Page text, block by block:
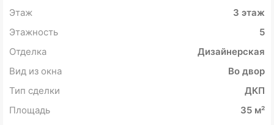
Этаж
3 этаж
Этажность
5
Отделка
Дизайнерская
Вид из окна
Во двор
Тип сделки
ДКП
Площадь
35 м²